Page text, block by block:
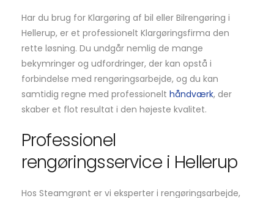
Har du brug for Klargøring af bil eller Bilrengøring i
Hellerup, er et professionelt Klargøringsfirma den
rette løsning. Du undgår nemlig de mange
bekymringer og udfordringer, der kan opstå i
forbindelse med rengøringsarbejde, og du kan
samtidig regne med professionelt håndværk, der
skaber et flot resultat i den højeste kvalitet.
Professionel
rengøringsservice i Hellerup
Hos Steamgrønt er vi eksperter i rengøringsarbejde,